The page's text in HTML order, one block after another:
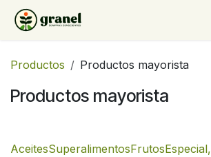
Ir al contenido
Productos Productos mayorista
Productos mayorista
AceitesSuperalimentosFrutosEspecial,